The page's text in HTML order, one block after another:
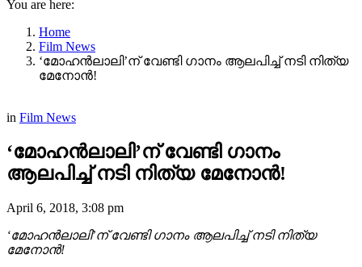
You are here:
Home
Film News
‘മോഹൻലാലി’ന് വേണ്ടി ഗാനം ആലപിച്ച് നടി നിത്യ
മേനോൻ!
in Film News
‘മോഹൻലാലി’ന് വേണ്ടി ഗാനം
ആലപിച്ച് നടി നിത്യ മേനോൻ!
April 6, 2018, 3:08 pm
‘മോഹൻലാലി’ന് വേണ്ടി ഗാനം ആലപിച്ച് നടി നിത്യ
മേനോൻ!